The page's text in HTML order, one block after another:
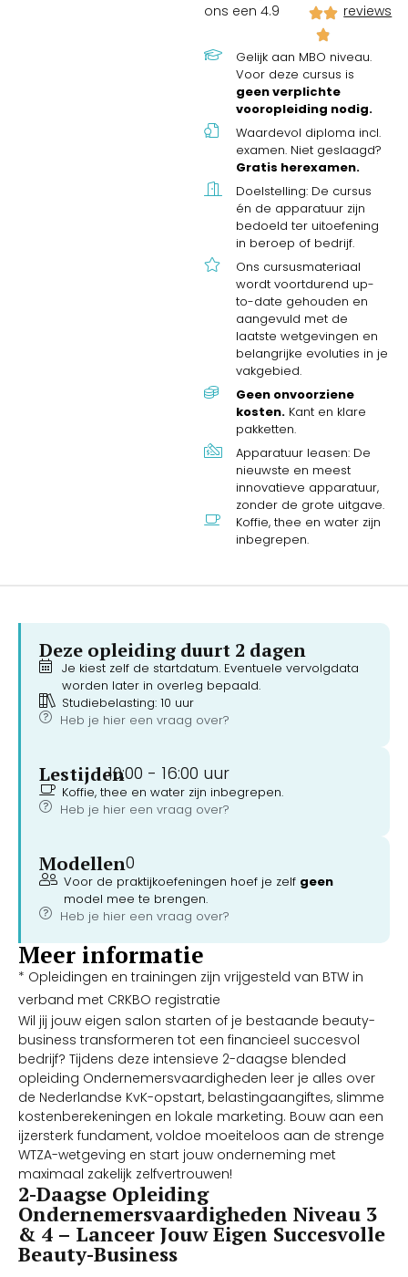
ons een 4.9
reviews
Gelijk aan MBO niveau.
Voor deze cursus is
geen verplichte
vooropleiding nodig.
Waardevol diploma incl.
examen. Niet geslaagd?
Gratis herexamen.
Doelstelling: De cursus
én de apparatuur zijn
bedoeld ter uitoefening
in beroep of bedrijf.
Ons cursusmateriaal
wordt voortdurend up-
to-date gehouden en
aangevuld met de
laatste wetgevingen en
belangrijke evoluties in je
vakgebied.
Geen onvoorziene
kosten. Kant en klare
pakketten.
Apparatuur leasen: De
nieuwste en meest
innovatieve apparatuur,
zonder de grote uitgave.
Koffie, thee en water zijn
inbegrepen.
Deze opleiding duurt 2 dagen
Je kiest zelf de startdatum. Eventuele vervolgdata
worden later in overleg bepaald.
Studiebelasting: 10 uur
Heb je hier een vraag over?
Lestijden10:00 - 16:00 uur
Koffie, thee en water zijn inbegrepen.
Heb je hier een vraag over?
Modellen0
Voor de praktijkoefeningen hoef je zelf geen
model mee te brengen.
Heb je hier een vraag over?
Meer informatie
* Opleidingen en trainingen zijn vrijgesteld van BTW in
verband met CRKBO registratie
Wil jij jouw eigen salon starten of je bestaande beauty-
business transformeren tot een financieel succesvol
bedrijf? Tijdens deze intensieve 2-daagse blended
opleiding Ondernemersvaardigheden leer je alles over
de Nederlandse KvK-opstart, belastingaangiftes, slimme
kostenberekeningen en lokale marketing. Bouw aan een
ijzersterk fundament, voldoe moeiteloos aan de strenge
WTZA-wetgeving en start jouw onderneming met
maximaal zakelijk zelfvertrouwen!
2-Daagse Opleiding
Ondernemersvaardigheden Niveau 3
& 4 – Lanceer Jouw Eigen Succesvolle
Beauty-Business